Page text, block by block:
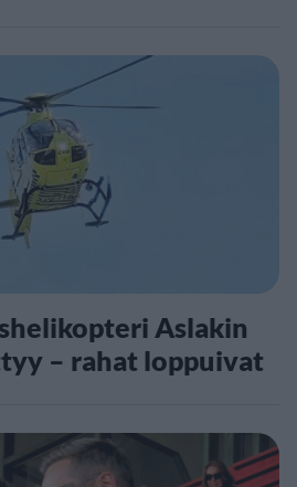
Aslakin
– rahat loppuivat